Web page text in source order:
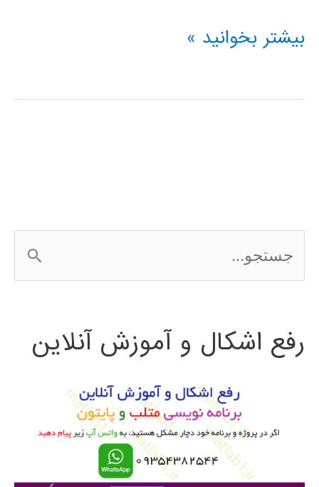
خوشه
(clustering)
بیشتر بخوانید »
س
ج
رفع اشکال و آموزش آنلاین